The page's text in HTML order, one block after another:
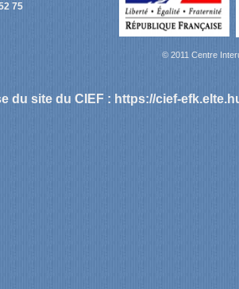
75
© 2011 Centre
du site du CIEF : https://cief-